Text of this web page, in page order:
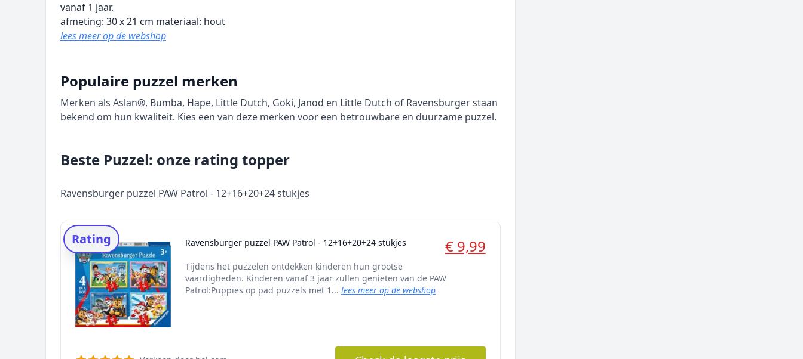
vanaf 1 jaar.
afmeting: 30 x 21 cm materiaal: hout
lees meer op de webshop
Populaire puzzel merken
Merken als Aslan®, Bumba, Hape, Little Dutch, Goki, Janod en Little Dutch of Ravensburger staan
bekend om hun kwaliteit. Kies een van deze merken voor een betrouwbare en duurzame puzzel.
Beste Puzzel: onze rating topper
Ravensburger puzzel PAW Patrol - 12+16+20+24 stukjes
Rating Ravensburger puzzel PAW Patrol - 12+16+20+24 stukjes € 9,99
Tijdens het puzzelen ontdekken kinderen hun grootse
vaardigheden. Kinderen vanaf 3 jaar zullen genieten van de PAW
Patrol:Puppies op pad puzzels met 1... lees meer op de webshop